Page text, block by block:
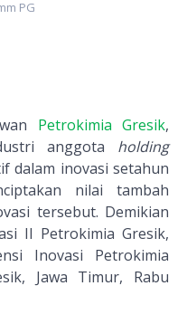
PG
Petrokimia Gresik,
anggota holding
dalam inovasi setahun
nilai tambah
tersebut. Demikian
II Petrokimia Gresik,
Inovasi Petrokimia
Jawa Timur, Rabu